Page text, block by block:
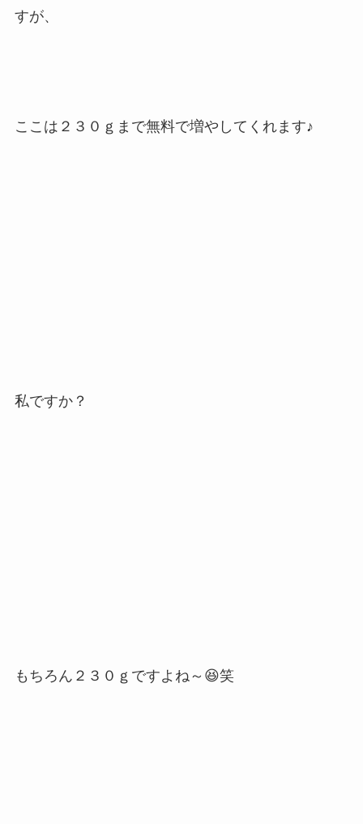
すが、
ここは２３０ｇまで無料で増やしてくれます♪
私ですか？
もちろん２３０ｇですよね～😆笑